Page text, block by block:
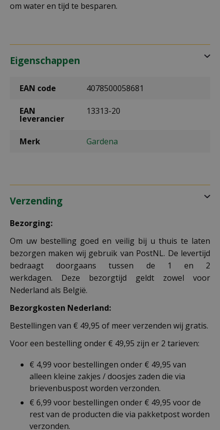
om water en tijd te besparen.
Eigenschappen
EAN code 4078500058681
EAN
leverancier
13313-20
Merk Gardena
Verzending
Bezorging:
Om uw bestelling goed en veilig bij u thuis te laten
bezorgen maken wij gebruik van PostNL. De levertijd
bedraagt doorgaans tussen de 1 en 2
werkdagen. Deze bezorgtijd geldt zowel voor
Nederland als België.
Bezorgkosten Nederland:
Bestellingen van € 49,95 of meer verzenden wij gratis.
Voor een bestelling onder € 49,95 zijn er 2 tarieven:
€ 4,99 voor bestellingen onder € 49,95 van
alleen kleine zakjes / doosjes zaden die via
brievenbuspost worden verzonden.
€ 6,99 voor bestellingen onder € 49,95 voor de
rest van de producten die via pakketpost worden
verzonden.